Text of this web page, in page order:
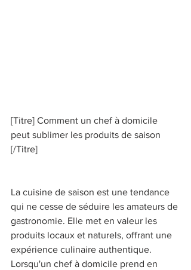
[Titre] Comment un chef à domicile
peut sublimer les produits de saison
[/Titre]
La cuisine de saison est une tendance
qui ne cesse de séduire les amateurs de
gastronomie. Elle met en valeur les
produits locaux et naturels, offrant une
expérience culinaire authentique.
Lorsqu'un chef à domicile prend en